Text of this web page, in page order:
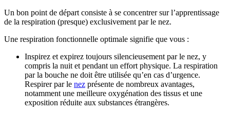
Un bon point de départ consiste à se concentrer sur l’apprentissage
de la respiration (presque) exclusivement par le nez.
Une respiration fonctionnelle optimale signifie que vous :
Inspirez et expirez toujours silencieusement par le nez, y
compris la nuit et pendant un effort physique. La respiration
par la bouche ne doit être utilisée qu’en cas d’urgence.
Respirer par le nez présente de nombreux avantages,
notamment une meilleure oxygénation des tissus et une
exposition réduite aux substances étrangères.